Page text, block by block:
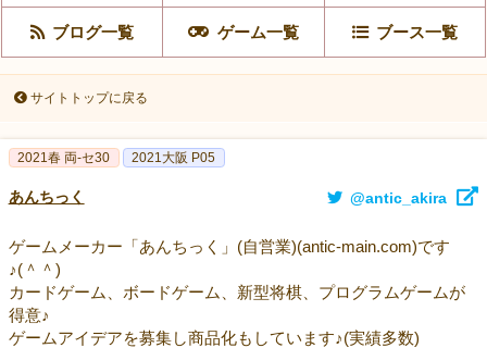
ブログ一覧 ゲーム一覧 ブース一覧
サイトトップに戻る
2021春 両-セ30 2021大阪 P05
あんちっく @antic_akira
ゲームメーカー「あんちっく」(自営業)(antic-main.com)です
♪(＾＾)
カードゲーム、ボードゲーム、新型将棋、プログラムゲームが
得意♪
ゲームアイデアを募集し商品化もしています♪(実績多数)